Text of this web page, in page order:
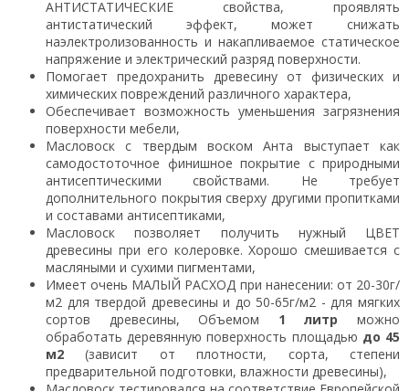
АНТИСТАТИЧЕСКИЕ свойства, проявлять
антистатический эффект, может снижать
наэлектролизованность и накапливаемое статическое
напряжение и электрический разряд поверхности.
Помогает предохранить древесину от физических и
химических повреждений различного характера,
Обеспечивает возможность уменьшения загрязнения
поверхности мебели,
Масловоск с твердым воском Анта выступает как
самодостоточное финишное покрытие с природными
антисептическими свойствами. Не требует
дополнительного покрытия сверху другими пропитками
и составами антисептиками,
Масловоск позволяет получить нужный ЦВЕТ
древесины при его колеровке. Хорошо смешивается с
масляными и сухими пигментами,
Имеет очень МАЛЫЙ РАСХОД при нанесении: от 20-30г/
м2 для твердой древесины и до 50-65г/м2 - для мягких
сортов древесины, Объемом 1 литр можно
обработать деревянную поверхность площадью до 45
м2 (зависит от плотности, сорта, степени
предварительной подготовки, влажности древесины),